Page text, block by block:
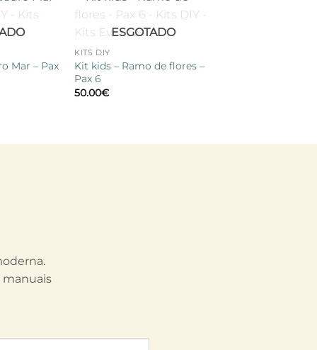
Adicionar
à lista de
Mar – Pax
Adicionar
à lista de
ESGOTADO
KITS DIY
Kit kids – Ramo de flores –
Pax 6
50.00€
manuais